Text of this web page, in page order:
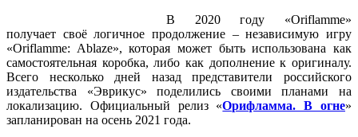
В 2020 году «Oriflamme»
получает своё логичное продолжение – независимую игру
«Oriflamme: Ablaze», которая может быть использована как
самостоятельная коробка, либо как дополнение к оригиналу.
Всего несколько дней назад представители российского
издательства «Эврикус» поделились своими планами на
локализацию. Официальный релиз «Орифламма. В огне»
запланирован на осень 2021 года.